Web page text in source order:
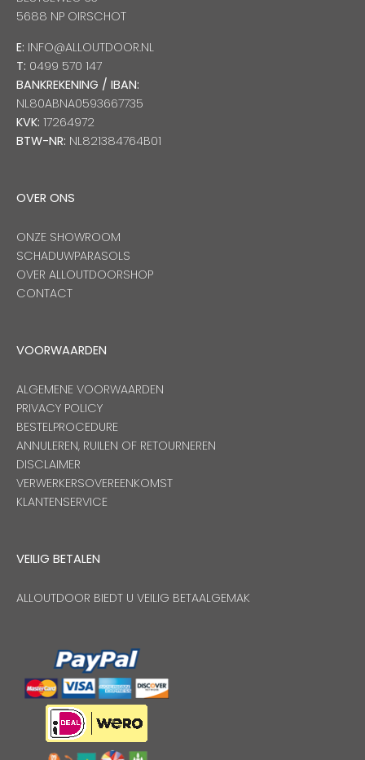
5688 NP OIRSCHOT
E: INFO@ALLOUTDOOR.NL
T: 0499 570 147
BANKREKENING / IBAN:
NL80ABNA0593667735
KVK: 17264972
BTW-NR: NL821384764B01
OVER ONS
ONZE SHOWROOM
SCHADUWPARASOLS
OVER ALLOUTDOORSHOP
CONTACT
VOORWAARDEN
ALGEMENE VOORWAARDEN
PRIVACY POLICY
BESTELPROCEDURE
ANNULEREN, RUILEN OF RETOURNEREN
DISCLAIMER
VERWERKERSOVEREENKOMST
KLANTENSERVICE
VEILIG BETALEN
ALLOUTDOOR BIEDT U VEILIG BETAALGEMAK